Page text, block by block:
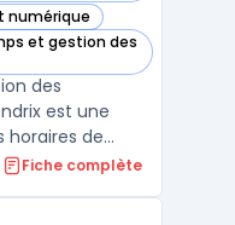
numérique
et gestion des
des
est une
horaires de
Cet
Fiche complète